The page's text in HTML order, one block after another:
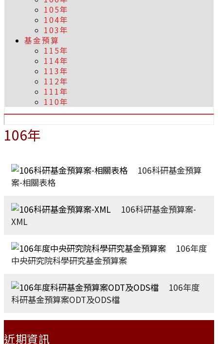
105年
104年
103年
基金預算
115年
114年
113年
112年
111年
110年
106年
106科研基金預算
案-相關表格
106科研基金預算案-
XML
106年度
中央研究院科學研究基金預算案
106年度
科研基金預算案ODT及ODS檔
近期資訊